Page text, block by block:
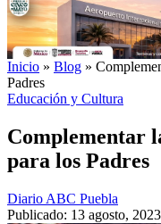
Inicio » Blog »
Padres
Educación y Cultura
Complementar
para los Padres
Diario ABC Puebla
Publicado: 13 agosto,